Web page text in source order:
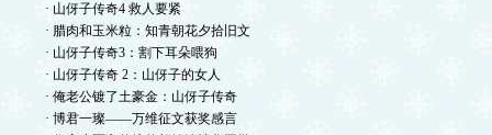
· 山伢子传奇4 救人要紧
· 腊肉和玉米粒：知青朝花夕拾旧文
· 山伢子传奇3：割下耳朵喂狗
· 山伢子传奇 2：山伢子的女人
· 俺老公镀了土豪金：山伢子传奇
· 博君一璨——万维征文获奖感言